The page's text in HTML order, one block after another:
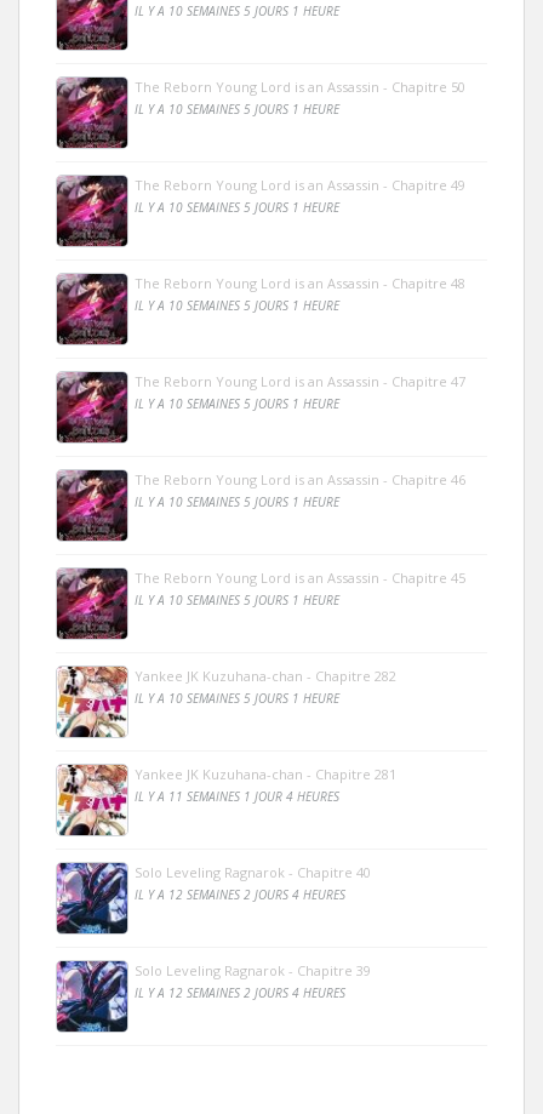
IL Y A 10 SEMAINES 5 JOURS 1 HEURE
The Reborn Young Lord is an Assassin - Chapitre 50
IL Y A 10 SEMAINES 5 JOURS 1 HEURE
The Reborn Young Lord is an Assassin - Chapitre 49
IL Y A 10 SEMAINES 5 JOURS 1 HEURE
The Reborn Young Lord is an Assassin - Chapitre 48
IL Y A 10 SEMAINES 5 JOURS 1 HEURE
The Reborn Young Lord is an Assassin - Chapitre 47
IL Y A 10 SEMAINES 5 JOURS 1 HEURE
The Reborn Young Lord is an Assassin - Chapitre 46
IL Y A 10 SEMAINES 5 JOURS 1 HEURE
The Reborn Young Lord is an Assassin - Chapitre 45
IL Y A 10 SEMAINES 5 JOURS 1 HEURE
Yankee JK Kuzuhana-chan - Chapitre 282
IL Y A 10 SEMAINES 5 JOURS 1 HEURE
Yankee JK Kuzuhana-chan - Chapitre 281
IL Y A 11 SEMAINES 1 JOUR 4 HEURES
Solo Leveling Ragnarok - Chapitre 40
IL Y A 12 SEMAINES 2 JOURS 4 HEURES
Solo Leveling Ragnarok - Chapitre 39
IL Y A 12 SEMAINES 2 JOURS 4 HEURES